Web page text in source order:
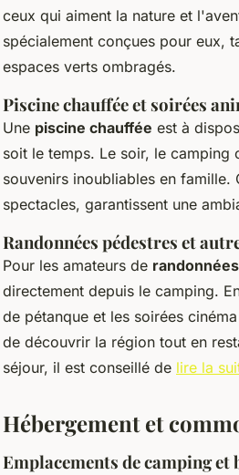
ceux qui aiment la nature et
spécialement conçues pour eux,
espaces verts ombragés.
Piscine chauffée et soirées
Une piscine chauffée est à
soit le temps. Le soir, le camping
souvenirs inoubliables en famille.
spectacles, garantissent une
Randonnées pédestres et
Pour les amateurs de
directement depuis le camping.
de pétanque et les soirées
de découvrir la région tout en
séjour, il est conseillé de lire la
Hébergement et
Emplacements de camping